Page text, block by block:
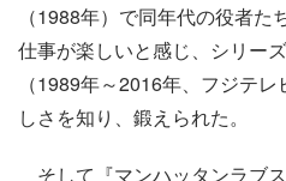
（1988年）で同年代の役者
仕事が楽しいと感じ、シリー
（1989年～2016年、フジテ
しさを知り、鍛えられた。
そして『マンハッタンラブ